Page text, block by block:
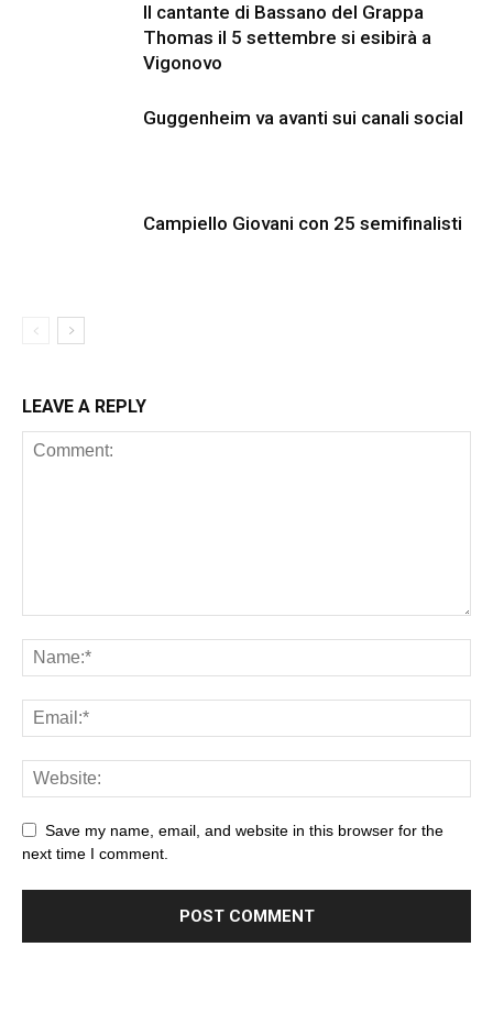
Il cantante di Bassano del Grappa
Thomas il 5 settembre si esibirà a
Vigonovo
Guggenheim va avanti sui canali social
Campiello Giovani con 25 semifinalisti
LEAVE A REPLY
Save my name, email, and website in this browser for the
next time I comment.